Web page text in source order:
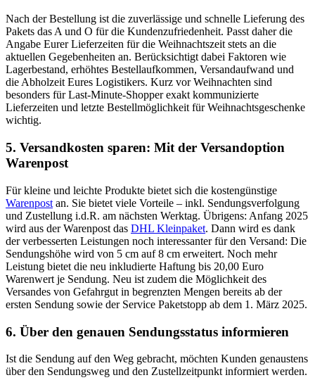
Nach der Bestellung ist die zuverlässige und schnelle Lieferung des
Pakets das A und O für die Kundenzufriedenheit. Passt daher die
Angabe Eurer Lieferzeiten für die Weihnachtszeit stets an die
aktuellen Gegebenheiten an. Berücksichtigt dabei Faktoren wie
Lagerbestand, erhöhtes Bestellaufkommen, Versandaufwand und
die Abholzeit Eures Logistikers. Kurz vor Weihnachten sind
besonders für Last-Minute-Shopper exakt kommunizierte
Lieferzeiten und letzte Bestellmöglichkeit für Weihnachtsgeschenke
wichtig.
5. Versandkosten sparen: Mit der Versandoption
Warenpost
Für kleine und leichte Produkte bietet sich die kostengünstige
Warenpost an. Sie bietet viele Vorteile – inkl. Sendungsverfolgung
und Zustellung i.d.R. am nächsten Werktag. Übrigens: Anfang 2025
wird aus der Warenpost das DHL Kleinpaket. Dann wird es dank
der verbesserten Leistungen noch interessanter für den Versand: Die
Sendungshöhe wird von 5 cm auf 8 cm erweitert. Noch mehr
Leistung bietet die neu inkludierte Haftung bis 20,00 Euro
Warenwert je Sendung. Neu ist zudem die Möglichkeit des
Versandes von Gefahrgut in begrenzten Mengen bereits ab der
ersten Sendung sowie der Service Paketstopp ab dem 1. März 2025.
6. Über den genauen Sendungsstatus informieren
Ist die Sendung auf den Weg gebracht, möchten Kunden genaustens
über den Sendungsweg und den Zustellzeitpunkt informiert werden.